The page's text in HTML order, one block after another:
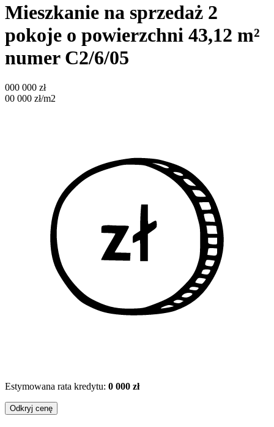
Mieszkanie na sprzedaż 2
pokoje o powierzchni 43,12 m²
numer C2/6/05
000 000 zł
00 000 zł/m2
Estymowana rata kredytu: 0 000 zł
Odkryj cenę